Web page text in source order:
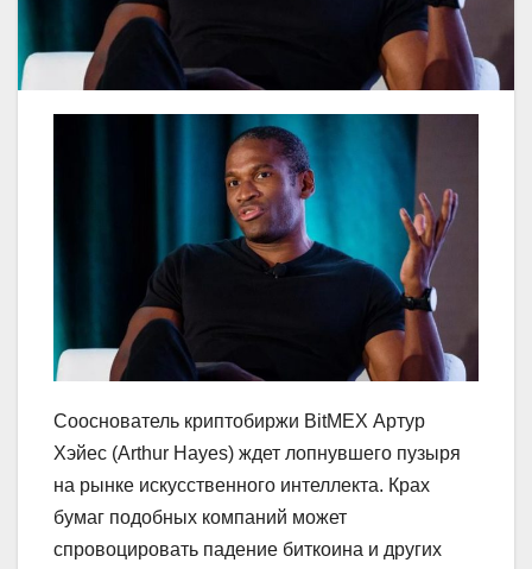
Сооснователь криптобиржи BitMEX Артур
Хэйес (Arthur Hayes) ждет лопнувшего пузыря
на рынке искусственного интеллекта. Крах
бумаг подобных компаний может
спровоцировать падение биткоина и других